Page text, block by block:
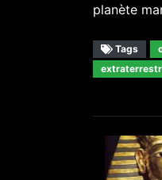
planète
Tags